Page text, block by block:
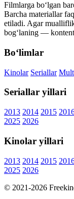
Filmlarga bo‘lgan
Barcha materiallar
etiladi. Agar
bog‘laning —
Bo‘limlar
Kinolar Seriallar
Seriallar yillari
2013 2014 2015
2025 2026
Kinolar yillari
2013 2014 2015
2025 2026
© 2021-2026